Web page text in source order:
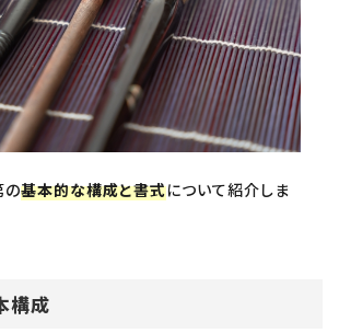
の基本的な構成と書式について紹介しま
構成